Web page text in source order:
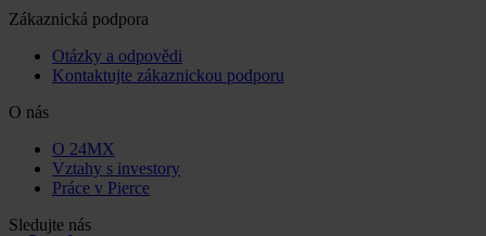
Zákaznická podpora
Otázky a odpovědi
Kontaktujte zákaznickou podporu
O nás
O 24MX
Vztahy s investory
Práce v Pierce
Sledujte nás